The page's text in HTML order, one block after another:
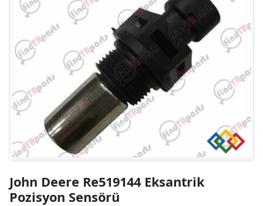
John Deere Re519144 Eksantrik
Pozisyon Sensörü